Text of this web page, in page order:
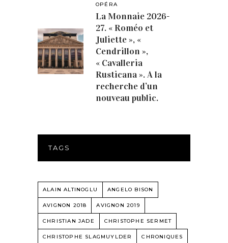
OPÉRA
La Monnaie 2026-
27. « Roméo et
Juliette », «
Cendrillon »,
« Cavalleria
Rusticana ». A la
recherche d’un
nouveau public.
TAGS
ALAIN ALTINOGLU ANGELO BISON
AVIGNON 2018 AVIGNON 2019
CHRISTIAN JADE CHRISTOPHE SERMET
CHRISTOPHE SLAGMUYLDER CHRONIQUES